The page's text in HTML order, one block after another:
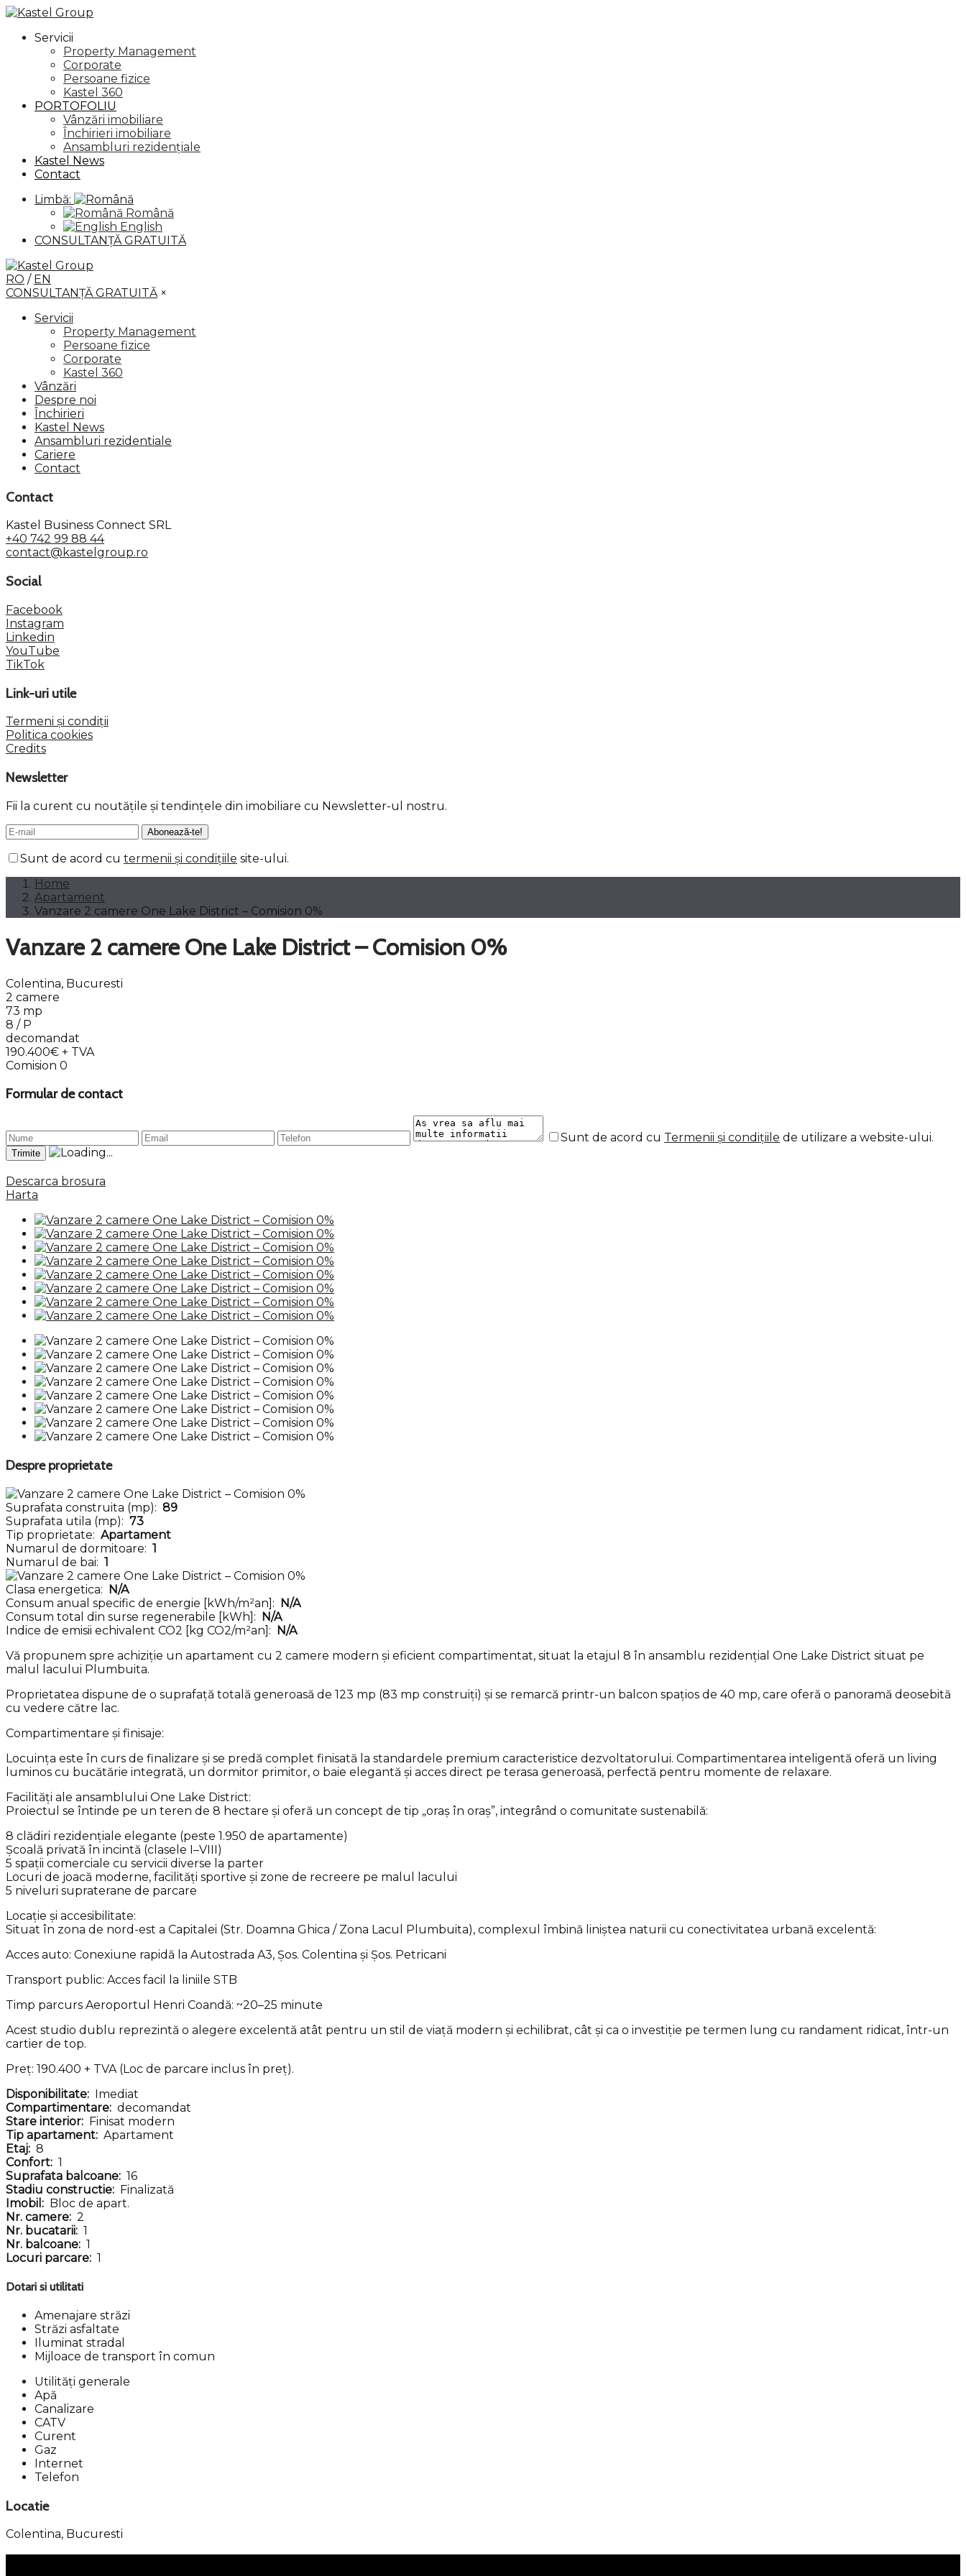
Servicii
Property Management
Corporate
Persoane fizice
Kastel 360
PORTOFOLIU
Vânzări imobiliare
Închirieri imobiliare
Ansambluri rezidențiale
Kastel News
Contact
Limbă:
Română
English
CONSULTANȚĂ GRATUITĂ
RO / EN
CONSULTANȚĂ GRATUITĂ ×
Servicii
Property Management
Persoane fizice
Corporate
Kastel 360
Vânzări
Despre noi
Închirieri
Kastel News
Ansambluri rezidentiale
Cariere
Contact
Contact
Kastel Business Connect SRL
+40 742 99 88 44
contact@kastelgroup.ro
Social
Facebook
Instagram
Linkedin
YouTube
TikTok
Link-uri utile
Termeni și condiții
Politica cookies
Credits
Newsletter
Fii la curent cu noutățile și tendințele din imobiliare cu Newsletter-ul nostru.
Sunt de acord cu termenii și condițiile site-ului.
Home
Apartament
Vanzare 2 camere One Lake District – Comision 0%
Vanzare 2 camere One Lake District – Comision 0%
Colentina, Bucuresti
2 camere
73 mp
8 / P
decomandat
190.400€ + TVA
Comision 0
Formular de contact
Sunt de acord cu Termenii și condițiile de utilizare a website-ului.
Descarca brosura
Harta
Despre proprietate
Suprafata construita (mp): 89
Suprafata utila (mp): 73
Tip proprietate: Apartament
Numarul de dormitoare: 1
Numarul de bai: 1
Clasa energetica: N/A
Consum anual specific de energie [kWh/m²an]: N/A
Consum total din surse regenerabile [kWh]: N/A
Indice de emisii echivalent CO2 [kg CO2/m²an]: N/A
Vă propunem spre achiziție un apartament cu 2 camere modern și eficient compartimentat, situat la etajul 8 în ansamblu rezidențial One Lake District situat pe
malul lacului Plumbuita.
Proprietatea dispune de o suprafață totală generoasă de 123 mp (83 mp construiți) și se remarcă printr-un balcon spațios de 40 mp, care oferă o panoramă deosebită
cu vedere către lac.
Compartimentare și finisaje:
Locuința este în curs de finalizare și se predă complet finisată la standardele premium caracteristice dezvoltatorului. Compartimentarea inteligentă oferă un living
luminos cu bucătărie integrată, un dormitor primitor, o baie elegantă și acces direct pe terasa generoasă, perfectă pentru momente de relaxare.
Facilități ale ansamblului One Lake District:
Proiectul se întinde pe un teren de 8 hectare și oferă un concept de tip „oraș în oraș”, integrând o comunitate sustenabilă:
8 clădiri rezidențiale elegante (peste 1.950 de apartamente)
Școală privată în incintă (clasele I–VIII)
5 spații comerciale cu servicii diverse la parter
Locuri de joacă moderne, facilități sportive și zone de recreere pe malul lacului
5 niveluri supraterane de parcare
Locație și accesibilitate:
Situat în zona de nord-est a Capitalei (Str. Doamna Ghica / Zona Lacul Plumbuita), complexul îmbină liniștea naturii cu conectivitatea urbană excelentă:
Acces auto: Conexiune rapidă la Autostrada A3, Șos. Colentina și Șos. Petricani
Transport public: Acces facil la liniile STB
Timp parcurs Aeroportul Henri Coandă: ~20–25 minute
Acest studio dublu reprezintă o alegere excelentă atât pentru un stil de viață modern și echilibrat, cât și ca o investiție pe termen lung cu randament ridicat, într-un
cartier de top.
Preț: 190.400 + TVA (Loc de parcare inclus în preț).
Disponibilitate: Imediat
Compartimentare: decomandat
Stare interior: Finisat modern
Tip apartament: Apartament
Etaj: 8
Confort: 1
Suprafata balcoane: 16
Stadiu constructie: Finalizată
Imobil: Bloc de apart.
Nr. camere: 2
Nr. bucatarii: 1
Nr. balcoane: 1
Locuri parcare: 1
Dotari si utilitati
Amenajare străzi
Străzi asfaltate
Iluminat stradal
Mijloace de transport în comun
Utilități generale
Apă
Canalizare
CATV
Curent
Gaz
Internet
Telefon
Locatie
Colentina, Bucuresti